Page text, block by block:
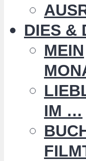
DIES &
MEIN
IM …